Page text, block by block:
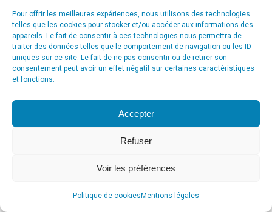
Pour offrir les meilleures expériences, nous utilisons des technologies
telles que les cookies pour stocker et/ou accéder aux informations des
appareils. Le fait de consentir à ces technologies nous permettra de
traiter des données telles que le comportement de navigation ou les ID
uniques sur ce site. Le fait de ne pas consentir ou de retirer son
consentement peut avoir un effet négatif sur certaines caractéristiques
et fonctions.
Accepter
Refuser
Voir les préférences
Politique de cookies Mentions légales